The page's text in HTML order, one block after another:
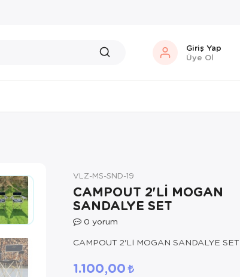
Giriş Yap
Üye Ol
VLZ-MS-SND-19
CAMPOUT 2'Lİ MOGAN
SANDALYE SET
0 yorum
CAMPOUT 2'Lİ MOGAN SANDALYE SET
1.100,00